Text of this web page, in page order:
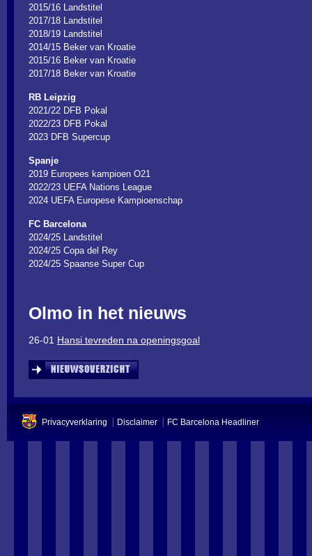
2015/16 Landstitel
2017/18 Landstitel
2018/19 Landstitel
2014/15 Beker van Kroatie
2015/16 Beker van Kroatie
2017/18 Beker van Kroatie
RB Leipzig
2021/22 DFB Pokal
2022/23 DFB Pokal
2023 DFB Supercup
Spanje
2019 Europees kampioen O21
2022/23 UEFA Nations League
2024 UEFA Europese Kampioenschap
FC Barcelona
2024/25 Landstitel
2024/25 Copa del Rey
2024/25 Spaanse Super Cup
Olmo in het nieuws
26-01 Hansi tevreden na openingsgoal
Privacyverklaring Disclaimer FC Barcelona Headliner